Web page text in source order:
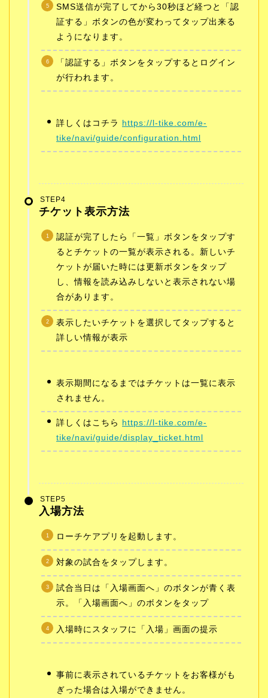
SMS送信が完了してから30秒ほど経つと「認
証する」ボタンの色が変わってタップ出来る
ようになります。
「認証する」ボタンをタップするとログイン
が行われます。
詳しくはコチラ https://l-tike.com/e-
tike/navi/guide/configuration.html
STEP4
チケット表示方法
認証が完了したら「一覧」ボタンをタップす
るとチケットの一覧が表示される。新しいチ
ケットが届いた時には更新ボタンをタップ
し、情報を読み込みしないと表示されない場
合があります。
表示したいチケットを選択してタップすると
詳しい情報が表示
表示期間になるまではチケットは一覧に表示
されません。
詳しくはこちら https://l-tike.com/e-
tike/navi/guide/display_ticket.html
STEP5
入場方法
ローチケアプリを起動します。
対象の試合をタップします。
試合当日は「入場画面へ」のボタンが青く表
示。「入場画面へ」のボタンをタップ
入場時にスタッフに「入場」画面の提示
事前に表示されているチケットをお客様がも
ぎった場合は入場ができません。